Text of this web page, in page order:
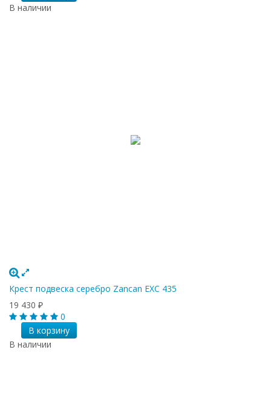
В наличии
Крест подвеска серебро Zancan EXC 435
19 430 ₽
0
В корзину
В наличии